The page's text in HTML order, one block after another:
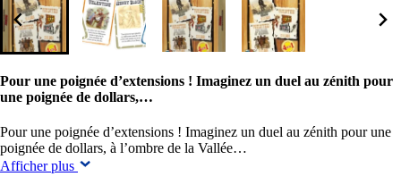
Pour une poignée d’extensions ! Imaginez un duel au zénith pour
une poignée de dollars,…
Pour une poignée d’extensions ! Imaginez un duel au zénith pour une
poignée de dollars, à l’ombre de la Vallée…
Afficher plus